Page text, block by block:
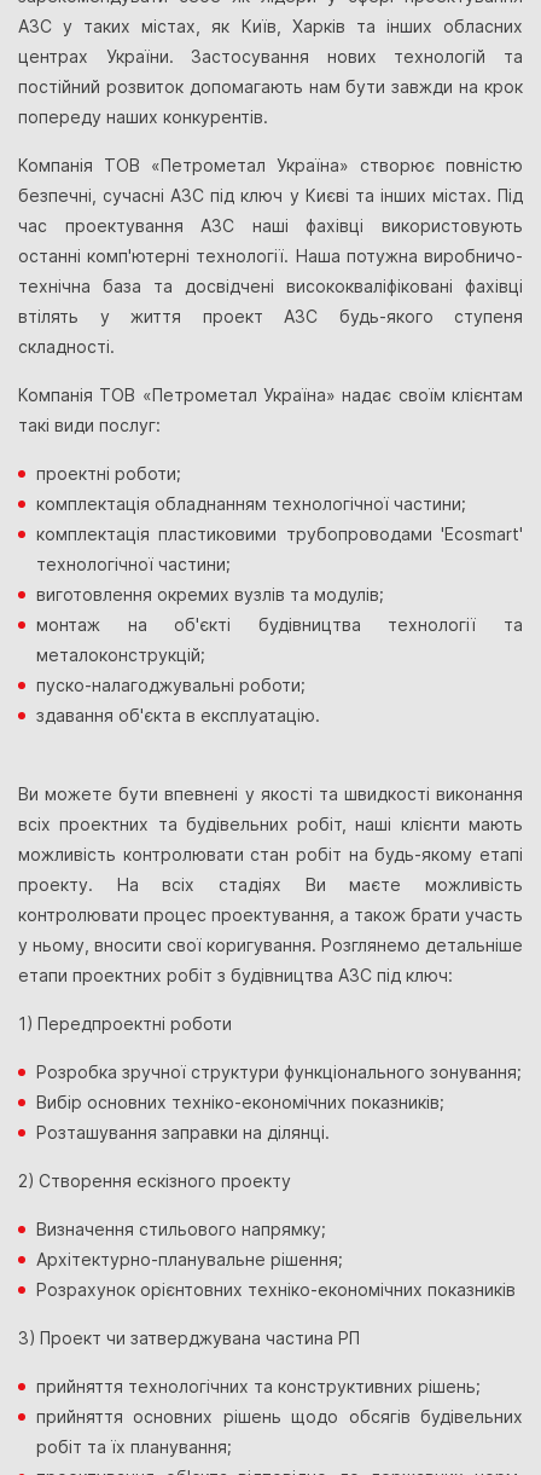
АЗС у таких містах, як Київ, Харків та інших обласних
центрах України. Застосування нових технологій та
постійний розвиток допомагають нам бути завжди на крок
попереду наших конкурентів.
Компанія ТОВ «Петрометал Україна» створює повністю
безпечні, сучасні АЗС під ключ у Києві та інших містах. Під
час проектування АЗС наші фахівці використовують
останні комп'ютерні технології. Наша потужна виробничо-
технічна база та досвідчені висококваліфіковані фахівці
втілять у життя проект АЗС будь-якого ступеня
складності.
Компанія ТОВ «Петрометал Україна» надає своїм клієнтам
такі види послуг:
проектні роботи;
комплектація обладнанням технологічної частини;
комплектація пластиковими трубопроводами 'Ecosmart'
технологічної частини;
виготовлення окремих вузлів та модулів;
монтаж на об'єкті будівництва технології та
металоконструкцій;
пуско-налагоджувальні роботи;
здавання об'єкта в експлуатацію.
Ви можете бути впевнені у якості та швидкості виконання
всіх проектних та будівельних робіт, наші клієнти мають
можливість контролювати стан робіт на будь-якому етапі
проекту. На всіх стадіях Ви маєте можливість
контролювати процес проектування, а також брати участь
у ньому, вносити свої коригування. Розглянемо детальніше
етапи проектних робіт з будівництва АЗС під ключ:
1) Передпроектні роботи
Розробка зручної структури функціонального зонування;
Вибір основних техніко-економічних показників;
Розташування заправки на ділянці.
2) Створення ескізного проекту
Визначення стильового напрямку;
Архітектурно-планувальне рішення;
Розрахунок орієнтовних техніко-економічних показників
3) Проект чи затверджувана частина РП
прийняття технологічних та конструктивних рішень;
прийняття основних рішень щодо обсягів будівельних
робіт та їх планування;